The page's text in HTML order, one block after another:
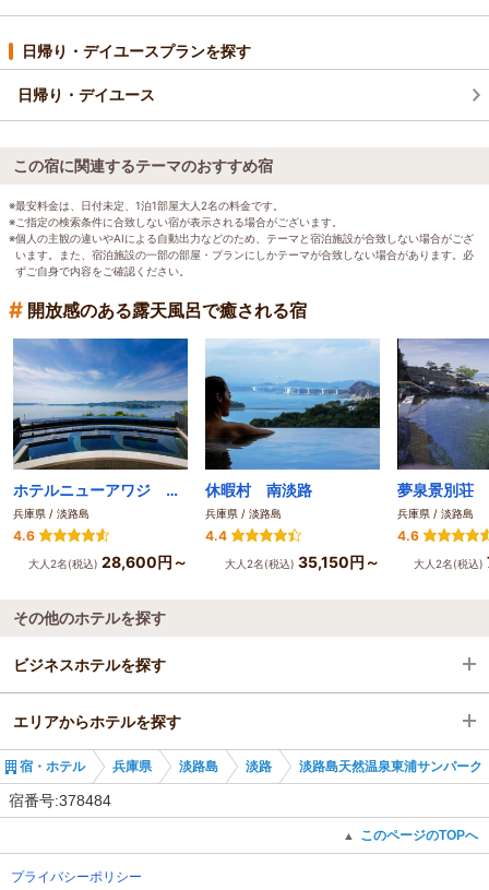
日帰り・デイユースプランを探す
日帰り・デイユース
この宿に関連するテーマのおすすめ宿
※最安料金は、日付未定、1泊1部屋大人2名の料金です。
※ご指定の検索条件に合致しない宿が表示される場合がございます。
※個人の主観の違いやAIによる自動出力などのため、テーマと宿泊施設が合致しない場合がござ
います。また、宿泊施設の一部の部屋・プランにしかテーマが合致しない場合があります。必
ずご自身で内容をご確認ください。
# 開放感のある露天風呂で癒される宿
ホテルニューアワジ プラザ淡路島
兵庫県 / 淡路島
4.6
大人2名(税込) 28,600円～
休暇村 南淡路
兵庫県 / 淡路島
4.4
大人2名(税込) 35,150円～
夢泉景別荘
兵庫県 / 淡路島
4.6
大人2名(税込)
その他のホテルを探す
ビジネスホテルを探す
兵庫県
淡路島
エリアからホテルを探す
兵庫県
宿・ホテル 兵庫県 淡路島 淡路 淡路島天然温泉東浦サンパーク
宿番号:378484
▲ このページのTOPへ
プライバシーポリシー